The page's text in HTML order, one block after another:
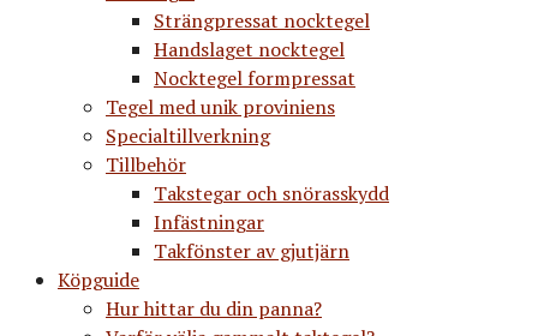
Strängpressat nocktegel
Handslaget nocktegel
Nocktegel formpressat
Tegel med unik proviniens
Specialtillverkning
Tillbehör
Takstegar och snörasskydd
Infästningar
Takfönster av gjutjärn
Köpguide
Hur hittar du din panna?